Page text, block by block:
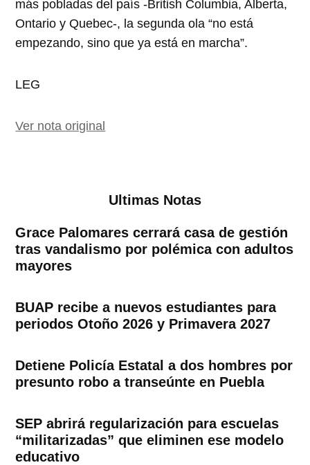
más pobladas del país -British Columbia, Alberta,
Ontario y Quebec-, la segunda ola “no está
empezando, sino que ya está en marcha”.
LEG
Ver nota original
Ultimas Notas
Grace Palomares cerrará casa de gestión
tras vandalismo por polémica con adultos
mayores
BUAP recibe a nuevos estudiantes para
periodos Otoño 2026 y Primavera 2027
Detiene Policía Estatal a dos hombres por
presunto robo a transeúnte en Puebla
SEP abrirá regularización para escuelas
“militarizadas” que eliminen ese modelo
educativo